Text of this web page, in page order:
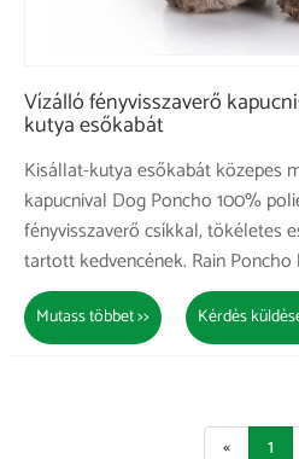
Vízálló fényvisszaverő
kutya esőkabát
Kisállat-kutya esőkabát közepes
kapucnival Dog Poncho 100%
fényvisszaverő csíkkal, tökéletes
tartott kedvencének. Rain
Mutass többet >> Kérdés
« 1